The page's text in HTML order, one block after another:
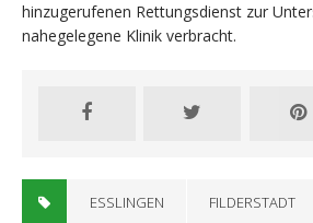
hinzugerufenen Rettungsdienst zur
nahegelegene Klinik verbracht.
ESSLINGEN FILDERSTADT